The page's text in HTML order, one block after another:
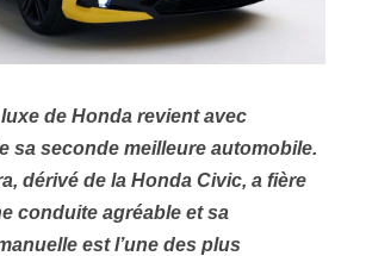
de Honda revient avec
sa seconde meilleure automobile.
dérivé de la Honda Civic, a fière
conduite agréable et sa
est l’une des plus